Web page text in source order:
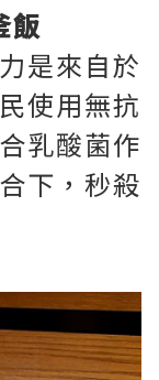
飯
是來自於
使用無抗
乳酸菌作
下，秒殺